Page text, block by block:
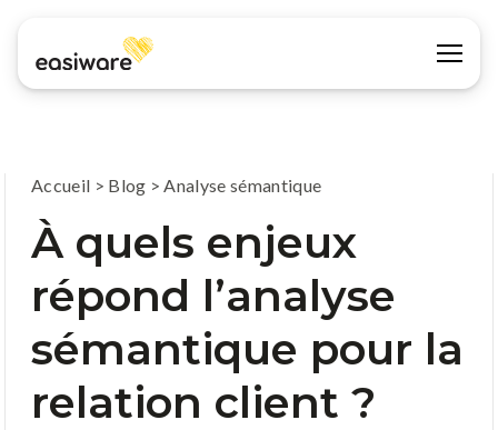
Accueil > Blog > Analyse sémantique
À quels enjeux
répond l’analyse
sémantique pour la
relation client ?